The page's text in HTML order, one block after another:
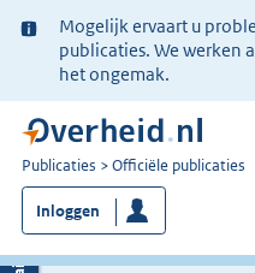
Ter
informatie:
Mogelijk ervaart u
publicaties. We werken
het ongemak.
U
bent
nu
hier:
Publicaties Officiële publicaties
Inloggen